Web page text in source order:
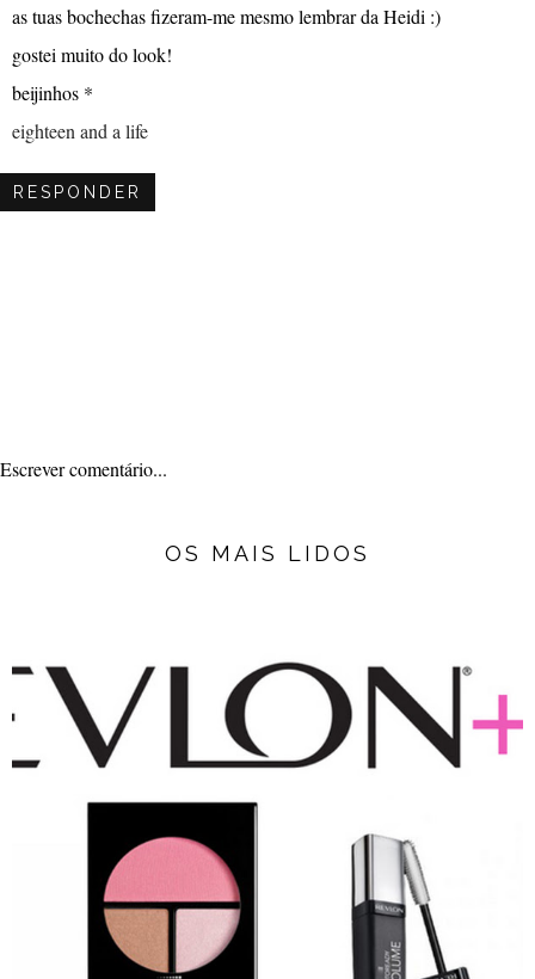
as tuas bochechas fizeram-me mesmo lembrar da Heidi :)
gostei muito do look!
beijinhos *
eighteen and a life
RESPONDER
Escrever comentário...
OS MAIS LIDOS